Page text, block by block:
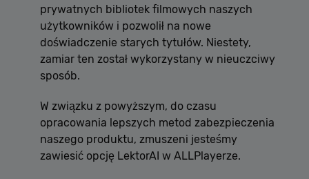
prywatnych bibliotek filmowych naszych
użytkowników i pozwolił na nowe
doświadczenie starych tytułów. Niestety,
zamiar ten został wykorzystany w nieuczciwy
sposób.
W związku z powyższym, do czasu
opracowania lepszych metod zabezpieczenia
naszego produktu, zmuszeni jesteśmy
zawiesić opcję LektorAI w ALLPlayerze.